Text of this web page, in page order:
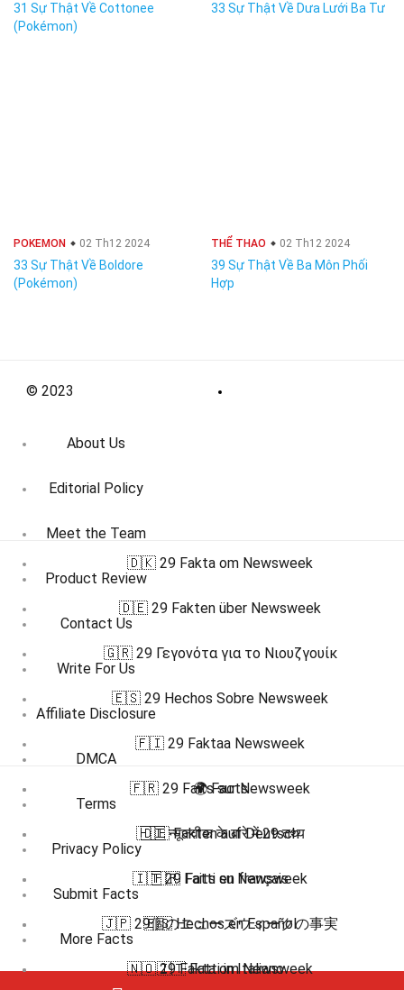
31 Sự Thật Về Cottonee
(Pokémon)
33 Sự Thật Về Dưa Lưới Ba Tư
POKEMON 02 Th12 2024
33 Sự Thật Về Boldore
(Pokémon)
THỂ THAO 02 Th12 2024
39 Sự Thật Về Ba Môn Phối
Hợp
© 2023
About Us
Editorial Policy
Meet the Team
Product Review
Contact Us
Write For Us
Affiliate Disclosure
DMCA
Terms
Privacy Policy
Submit Facts
More Facts
🇩🇰 29 Fakta om Newsweek
🇩🇪 29 Fakten über Newsweek
🇬🇷 29 Γεγονότα για το Νιουζγουίκ
🇪🇸 29 Hechos Sobre Newsweek
🇫🇮 29 Faktaa Newsweek
🇫🇷 29 Faits sur Newsweek
🇭🇮 न्यूजवीक के बारे में 29 तथ्य
🇮🇹 29 Fatti su Newsweek
🇯🇵 29個のニューズウィークの事実
🇳🇴 29 Fakta om Newsweek
🌍 Facts
🇩🇪 Fakten auf Deutsch
🇫🇷 Faits en français
🇪🇸 Hechos en Español
🇮🇹 Fatti in Italiano